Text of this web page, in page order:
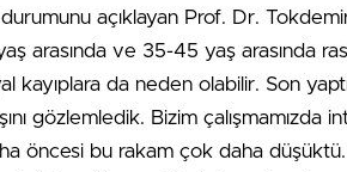
durumunu açıklayan Prof. Dr.
arasında ve 35-45 yaş arasında
kayıplara da neden olabilir. Son
gözlemledik. Bizim çalışmamızda
öncesi bu rakam çok daha